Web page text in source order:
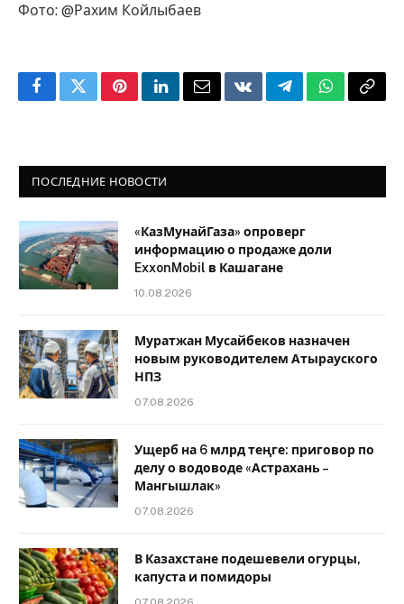
Фото: @Рахим Койлыбаев
FacebookTwitterPinterestLinkedInEmailVKontakteTelegramWhatsApp
Copy
ПОСЛЕДНИЕ НОВОСТИ
«КазМунайГаза» опроверг
информацию о продаже доли
ExxonMobil в Кашагане
10.08.2026
Муратжан Мусайбеков назначен
новым руководителем Атырауского
НПЗ
07.08.2026
Ущерб на 6 млрд теңге: приговор по
делу о водоводе «Астрахань –
Мангышлак»
07.08.2026
В Казахстане подешевели огурцы,
капуста и помидоры